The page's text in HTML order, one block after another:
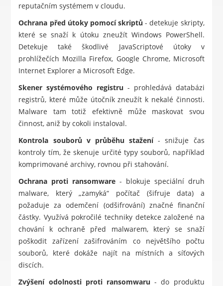
reputačním systémem v cloudu.
Ochrana před útoky pomocí skriptů - detekuje skripty,
které se snaží k útoku zneužít Windows PowerShell.
Detekuje také škodlivé JavaScriptové útoky v
prohlížečích Mozilla Firefox, Google Chrome, Microsoft
Internet Explorer a Microsoft Edge.
Skener systémového registru - prohledává databázi
registrů, které může útočník zneužít k nekalé činnosti.
Malware tam totiž efektivně může maskovat svou
činnost, aniž by cokoli instaloval.
Kontrola souborů v průběhu stažení- snižuje čas
kontroly tím, že skenuje určité typy souborů, například
komprimované archivy, rovnou při stahování.
Ochrana proti ransomware - blokuje speciální druh
malware, který „zamyká“ počítač (šifruje data) a
požaduje za odemčení (odšifrování) značné finanční
částky. Využívá pokročilé techniky detekce založené na
chování k ochraně před malwarem, který se snaží
poškodit zařízení zašifrováním co největšího počtu
souborů, které dokáže najít na místních a síťových
discích.
Zvýšení odolnosti proti ransomwaru - do produktu